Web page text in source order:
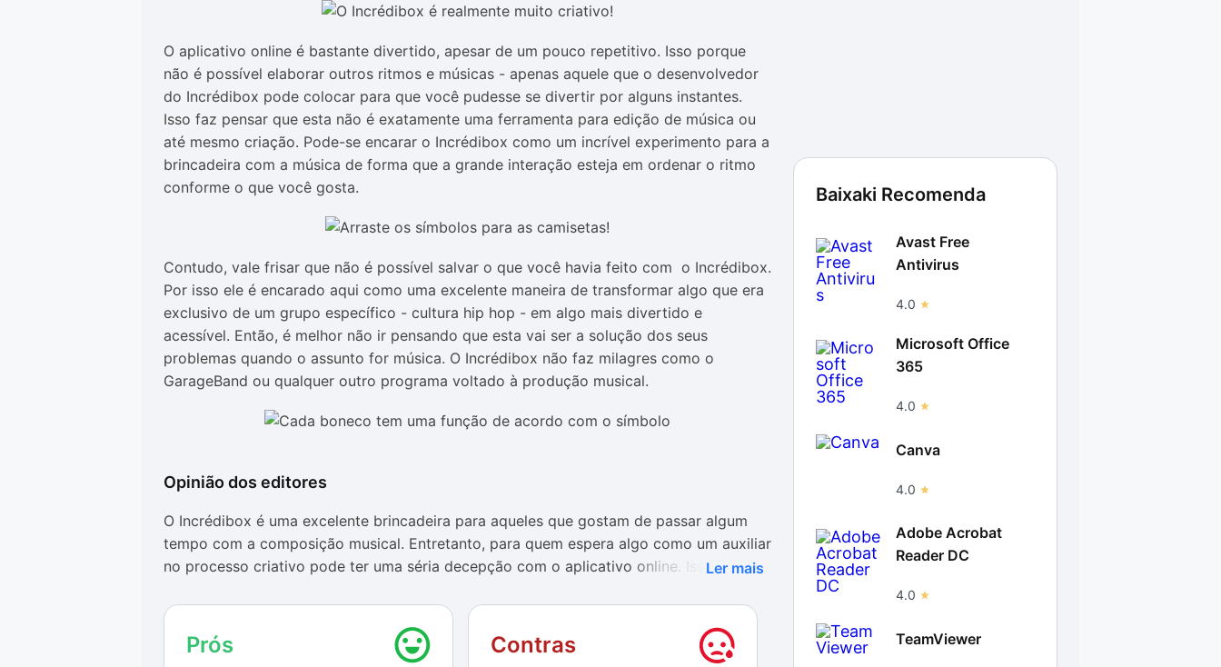
O aplicativo online é bastante divertido, apesar de um pouco repetitivo. Isso porque
não é possível elaborar outros ritmos e músicas - apenas aquele que o desenvolvedor
do Incrédibox pode colocar para que você pudesse se divertir por alguns instantes.
Isso faz pensar que esta não é exatamente uma ferramenta para edição de música ou
até mesmo criação. Pode-se encarar o Incrédibox como um incrível experimento para a
brincadeira com a música de forma que a grande interação esteja em ordenar o ritmo
conforme o que você gosta.
Contudo, vale frisar que não é possível salvar o que você havia feito com o Incrédibox.
Por isso ele é encarado aqui como uma excelente maneira de transformar algo que era
exclusivo de um grupo específico - cultura hip hop - em algo mais divertido e
acessível. Então, é melhor não ir pensando que esta vai ser a solução dos seus
problemas quando o assunto for música. O Incrédibox não faz milagres como o
GarageBand ou qualquer outro programa voltado à produção musical.
Opinião dos editores
O Incrédibox é uma excelente brincadeira para aqueles que gostam de passar algum
tempo com a composição musical. Entretanto, para quem espera algo como um auxiliar
no processo criativo pode ter uma séria decepção com o aplicativo online. Isso porque
experimento em flash para brincar com as vozes e batidas do estilo beat box tão
comum entre os adeptos da cultura hip hop. Por isso, é um projeto bastante ousado
dos seus desenvolvedores, já que não tem um objetivo lá muito claro além da mais
Ler mais
Prós Contras
Baixaki Recomenda
Avast Free
Antivirus
4.0
Microsoft Office
365
4.0
Canva
4.0
Adobe Acrobat
Reader DC
4.0
TeamViewer